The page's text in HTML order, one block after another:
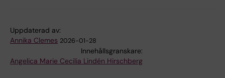
Uppdaterad av:
Annika Clemes 2026-01-28
Innehållsgranskare:
Angelica Marie Cecilia Lindén Hirschberg